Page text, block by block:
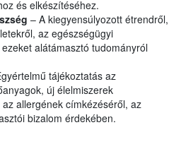
és elkészítéséhez.
– A kiegyensúlyozott étrendről,
az egészségügyi
alátámasztó tudományról
tájékoztatás az
új élelmiszerek
allergének címkézéséről, az
bizalom érdekében.